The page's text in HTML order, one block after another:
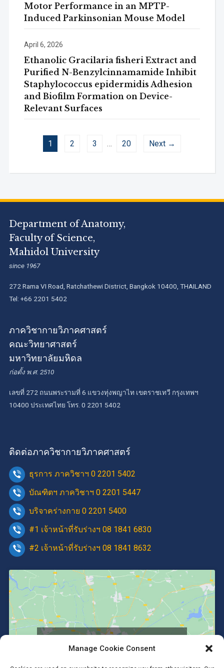
Manage Cookie Consent
Motor Performance in an MPTP-
Induced Parkinsonian Mouse Model
April 6, 2026
Ethanolic Gracilaria fisheri Extract and
Purified N-Benzylcinnamamide Inhibit
Staphylococcus epidermidis Adhesion
and Biofilm Formation on Device-
Relevant Surfaces
1 2 3 … 20 Next →
Department of Anatomy,
Faculty of Science,
Mahidol University
since 1967
272 Rama VI Road, Ratchathewi District, Bangkok 10400, THAILAND
Tel: +66 2201 5402
ภาควิชากายวิภาคศาสตร์
คณะวิทยาศาสตร์
มหาวิทยาลัยมหิดล
ก่อตั้ง พ.ศ. 2510
เลขที่ 272 ถนนพระรามที่ 6 แขวงทุ่งพญาไท เขตราชเทวี กรุงเทพฯ
10400 ประเทศไทย โทร. 0 2201 5402
ติดต่อภาควิชากายวิภาคศาสตร์
ธุรการ ภาควิชาฯ 0 2201 5402
บัณฑิตฯ ภาควิชาฯ 0 2201 5447
บริจาคร่างกาย 0 2201 5400
#1 เจ้าหน้าที่รับร่างฯ 08 1841 6830
#2 เจ้าหน้าที่รับร่างฯ 08 1841 8632
enable this content